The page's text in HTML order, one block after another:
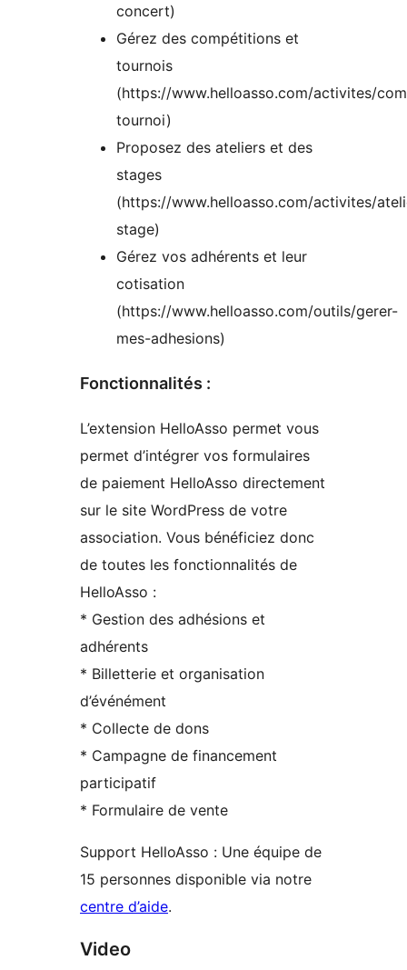
concert)
Gérez des compétitions et
tournois
(https://www.helloasso.com/activites/
tournoi)
Proposez des ateliers et des
stages
(https://www.helloasso.com/activites/
stage)
Gérez vos adhérents et leur
cotisation
(https://www.helloasso.com/outils/gerer-
mes-adhesions)
Fonctionnalités :
L’extension HelloAsso permet vous
permet d’intégrer vos formulaires
de paiement HelloAsso directement
sur le site WordPress de votre
association. Vous bénéficiez donc
de toutes les fonctionnalités de
HelloAsso :
* Gestion des adhésions et
adhérents
* Billetterie et organisation
d’événément
* Collecte de dons
* Campagne de financement
participatif
* Formulaire de vente
Support HelloAsso : Une équipe de
15 personnes disponible via notre
centre d’aide.
Video